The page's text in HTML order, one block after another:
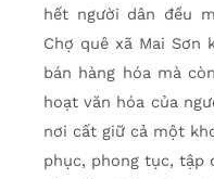
hết người dân đều
Chợ quê xã Mai
bán hàng hóa mà
hoạt văn hóa của
nơi cất giữ cả một
phục, phong tục, tập